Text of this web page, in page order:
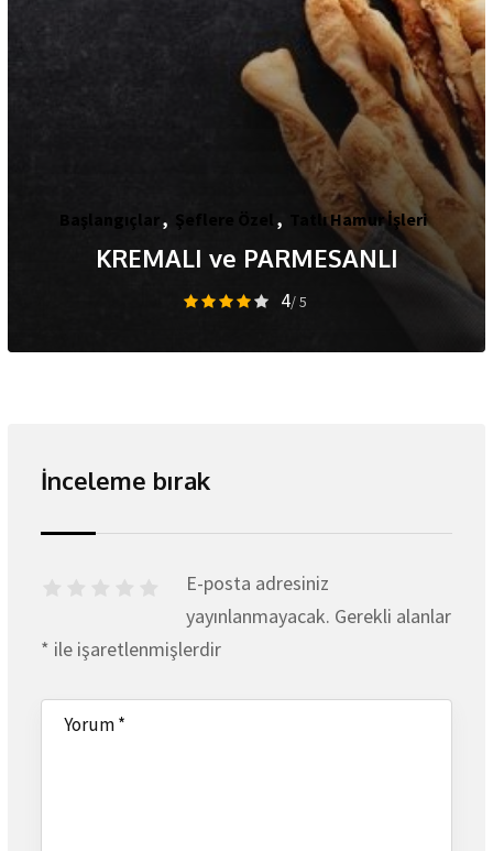
Başlangıçlar, Şeflere Özel , Tatlı Hamur İşleri
KREMALI ve PARMESANLI
4/ 5
İnceleme bırak
E-posta adresiniz
yayınlanmayacak. Gerekli alanlar
* ile işaretlenmişlerdir